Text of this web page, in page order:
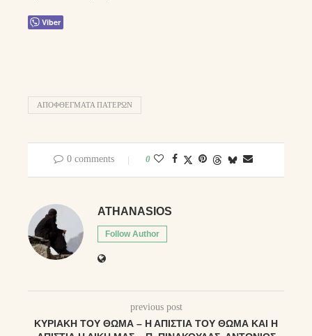
Viber
ΑΠΟΦΘΈΓΜΑΤΑ ΠΑΤΈΡΩΝ
0 comments 0
ATHANASIOS
Follow Author
previous post
ΚΥΡΙΑΚΉ ΤΟΥ ΘΩΜΆ – Η ΑΠΙΣΤΊΑ ΤΟΥ ΘΩΜΆ ΚΑΙ Η